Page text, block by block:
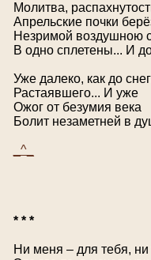
Молитва,
Апрельские почки
Незримой воздушною
В одно сплетены... И
Уже далеко, как до
Растаявшего... И уже
Ожог от безумия века
Болит незаметней в
_^_
* * *
Ни меня – для тебя,